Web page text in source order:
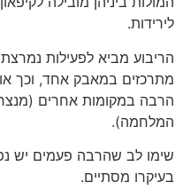
לירידות.
הריבוע מביא לפעילות
מתרכזים במאבק אחד, וכך
הרבה במקומות אחרים
המלחמה).
שימו לב שהרבה פעמים יש
בעיקרו מסתיים.